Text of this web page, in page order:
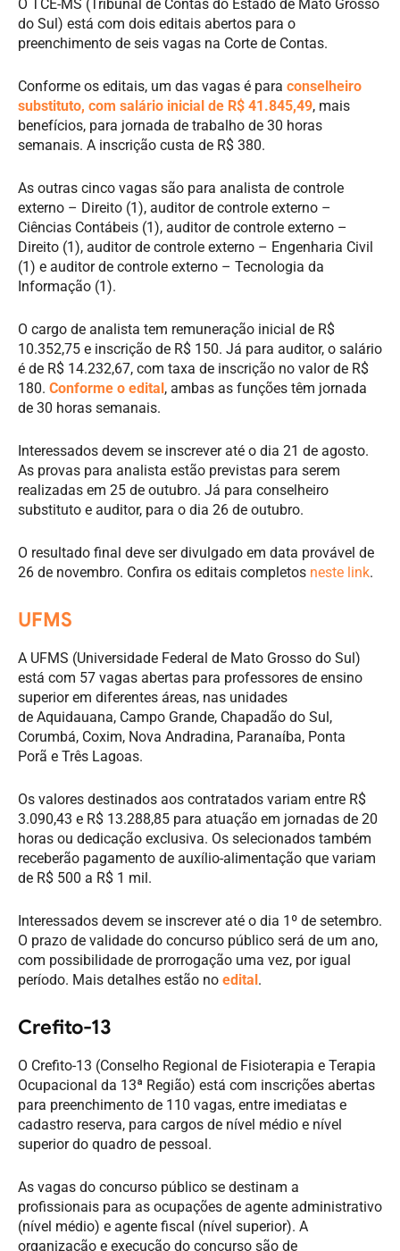
O TCE-MS (Tribunal de Contas do Estado de Mato Grosso
do Sul) está com dois editais abertos para o
preenchimento de seis vagas na Corte de Contas.
Conforme os editais, um das vagas é para conselheiro
substituto, com salário inicial de R$ 41.845,49, mais
benefícios, para jornada de trabalho de 30 horas
semanais. A inscrição custa de R$ 380.
As outras cinco vagas são para analista de controle
externo – Direito (1), auditor de controle externo –
Ciências Contábeis (1), auditor de controle externo –
Direito (1), auditor de controle externo – Engenharia Civil
(1) e auditor de controle externo – Tecnologia da
Informação (1).
O cargo de analista tem remuneração inicial de R$
10.352,75 e inscrição de R$ 150. Já para auditor, o salário
é de R$ 14.232,67, com taxa de inscrição no valor de R$
180. Conforme o edital , ambas as funções têm jornada
de 30 horas semanais.
Interessados devem se inscrever até o dia 21 de agosto.
As provas para analista estão previstas para serem
realizadas em 25 de outubro. Já para conselheiro
substituto e auditor, para o dia 26 de outubro.
O resultado final deve ser divulgado em data provável de
26 de novembro. Confira os editais completos neste link.
UFMS
A UFMS (Universidade Federal de Mato Grosso do Sul)
está com 57 vagas abertas para professores de ensino
superior em diferentes áreas, nas unidades
de Aquidauana, Campo Grande, Chapadão do Sul,
Corumbá, Coxim, Nova Andradina, Paranaíba, Ponta
Porã e Três Lagoas.
Os valores destinados aos contratados variam entre R$
3.090,43 e R$ 13.288,85 para atuação em jornadas de 20
horas ou dedicação exclusiva. Os selecionados também
receberão pagamento de auxílio-alimentação que variam
de R$ 500 a R$ 1 mil.
Interessados devem se inscrever até o dia 1º de setembro.
O prazo de validade do concurso público será de um ano,
com possibilidade de prorrogação uma vez, por igual
período. Mais detalhes estão no edital .
Crefito-13
O Crefito-13 (Conselho Regional de Fisioterapia e Terapia
Ocupacional da 13ª Região) está com inscrições abertas
para preenchimento de 110 vagas, entre imediatas e
cadastro reserva, para cargos de nível médio e nível
superior do quadro de pessoal.
As vagas do concurso público se destinam a
profissionais para as ocupações de agente administrativo
(nível médio) e agente fiscal (nível superior). A
organização e execução do concurso são de